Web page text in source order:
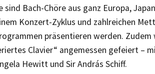
sind Bach-Chöre aus ganz Europa,
Konzert-Zyklus und zahlreichen
präsentieren werden. Zudem
Clavier“ angemessen gefeiert –
Hewitt und Sir András Schiff.